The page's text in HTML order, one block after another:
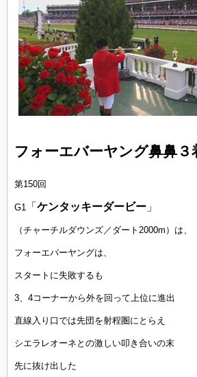
フォーエバーヤング鼻鼻３
第150回
G1 「 ケンタッキーダービー 」
（チャーチルダウンズ／ダート2000m）は、
フォーエバーヤングは、
スタートに失敗するも
3、4コーナーから外を回って上位に進出
直線入り口では先団を射程圏にとらえ
シエラレオーネとの激しい叩き合いの末
先に抜け出した